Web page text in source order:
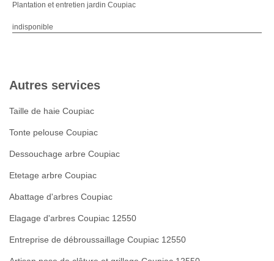
Plantation et entretien jardin Coupiac
indisponible
Autres services
Taille de haie Coupiac
Tonte pelouse Coupiac
Dessouchage arbre Coupiac
Etetage arbre Coupiac
Abattage d'arbres Coupiac
Elagage d'arbres Coupiac 12550
Entreprise de débroussaillage Coupiac 12550